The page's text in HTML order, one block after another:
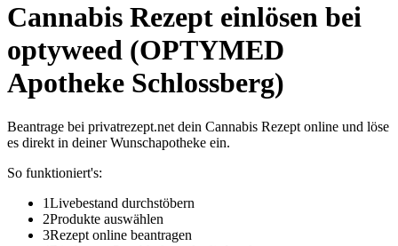
Cannabis Rezept einlösen bei
optyweed (OPTYMED
Apotheke Schlossberg)
Beantrage bei privatrezept.net dein Cannabis Rezept online und löse
es direkt in deiner Wunschapotheke ein.
So funktioniert's:
1Livebestand durchstöbern
2Produkte auswählen
3Rezept online beantragen